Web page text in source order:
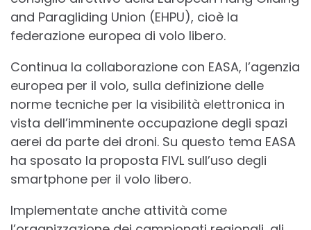
and Paragliding Union (EHPU), cioè la
federazione europea di volo libero.
Continua la collaborazione con EASA, l’agenzia
europea per il volo, sulla definizione delle
norme tecniche per la visibilità elettronica in
vista dell’imminente occupazione degli spazi
aerei da parte dei droni. Su questo tema EASA
ha sposato la proposta FIVL sull’uso degli
smartphone per il volo libero.
Implementate anche attività come